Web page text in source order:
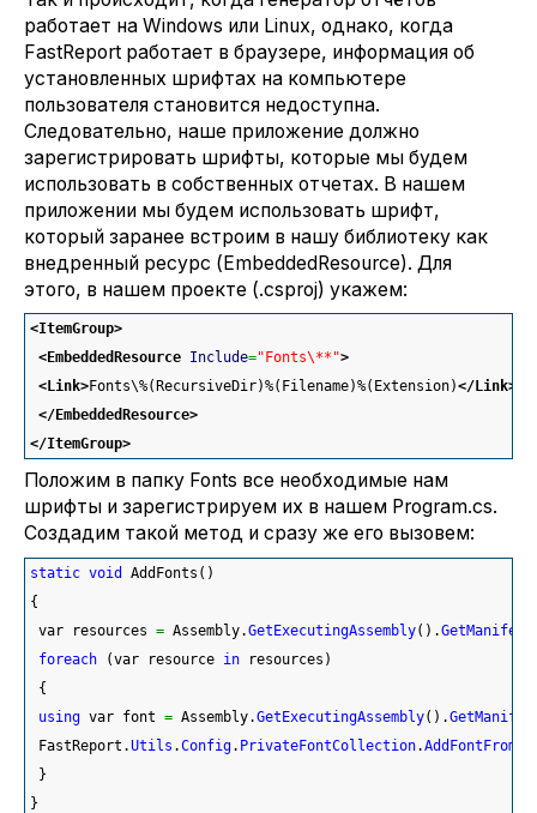
работает на Windows или Linux, однако, когда
FastReport работает в браузере, информация об
установленных шрифтах на компьютере
пользователя становится недоступна.
Следовательно, наше приложение должно
зарегистрировать шрифты, которые мы будем
использовать в собственных отчетах. В нашем
приложении мы будем использовать шрифт,
который заранее встроим в нашу библиотеку как
внедренный ресурс (EmbeddedResource). Для
этого, в нашем проекте (.csproj) укажем:
<ItemGroup>
<EmbeddedResource Include="Fonts\**">
<Link>Fonts\%(RecursiveDir)%(Filename)%(Extension)</Link>
</EmbeddedResource>
</ItemGroup>
Положим в папку Fonts все необходимые нам
шрифты и зарегистрируем их в нашем Program.cs.
Создадим такой метод и сразу же его вызовем:
static void AddFonts ( )
{
var resources = Assembly.GetExecutingAssembly( ) .
foreach
(var resource in resources )
{
using var font = Assembly.GetExecutingAssembly( ) .
FastReport.Utils .Config. PrivateFontCollection.
}
}